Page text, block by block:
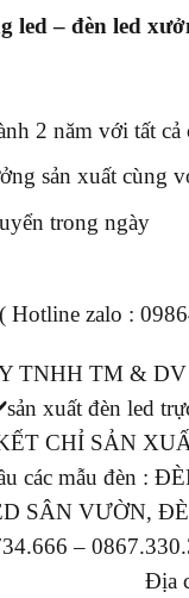
led – đèn led x
2 năm với tất cả
sản xuất cùng
trong ngày
Hotline zalo :
TNHH TM &
xuất đèn led
CHỈ SẢN
các mẫu đèn
SÂN VƯỜN,
–
Địa